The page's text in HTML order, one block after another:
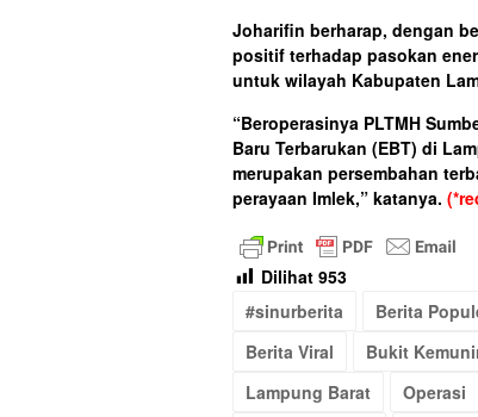
Joharifin berharap, dengan
positif terhadap pasokan
untuk wilayah Kabupaten
“Beroperasinya PLTMH
Baru Terbarukan (EBT) di
merupakan persembahan
perayaan Imlek,” katanya.
Dilihat 953
#sinurberita
Berita
Berita Viral
Bukit
Lampung Barat
Operasi